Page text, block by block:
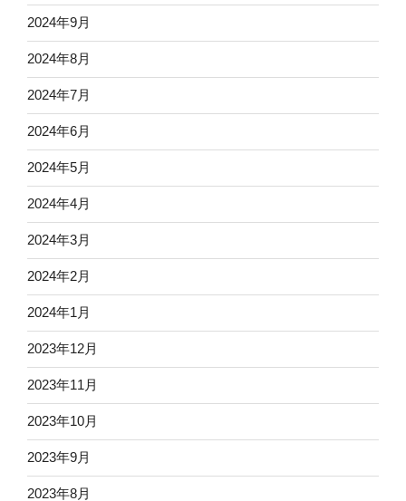
2024年9月
2024年8月
2024年7月
2024年6月
2024年5月
2024年4月
2024年3月
2024年2月
2024年1月
2023年12月
2023年11月
2023年10月
2023年9月
2023年8月